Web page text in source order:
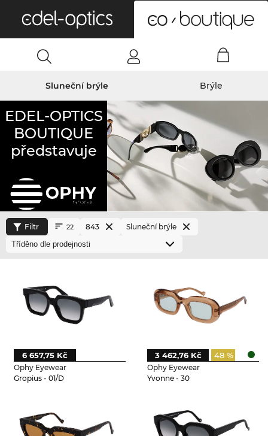
Sluneční brýle Brýle
EDEL-OPTICS
BOUTIQUE
představuje
Filtr 22 843 Sluneční brýle
Ophy Eyewear
Gropius - 01/D
6 657,75 Kč
Ophy Eyewear
Yvonne - 30
48 %
3 462,76 Kč